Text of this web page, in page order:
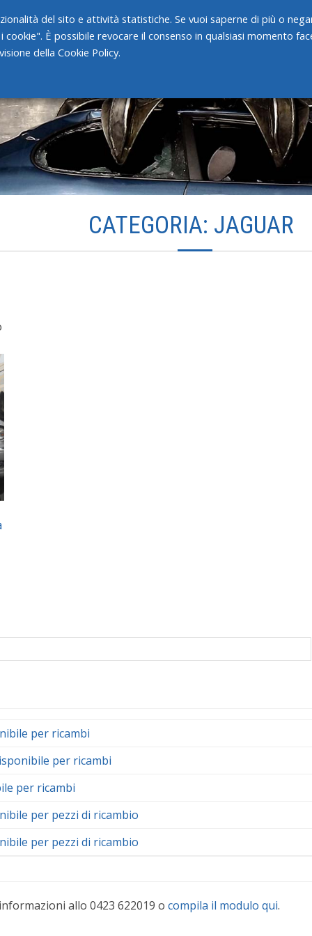
HOME CHI SIAMO
CATEGORIA: JAGUAR
per ricambi
per ricambi
per ricambi
per pezzi di ricambio
per pezzi di ricambio
allo 0423 622019 o compila il modulo qui.
del sito e attività statistiche. Se vuoi saperne di più o
È possibile revocare il consenso in qualsiasi momento
della Cookie Policy.